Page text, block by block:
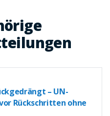
– UN-
Rückschritten ohne